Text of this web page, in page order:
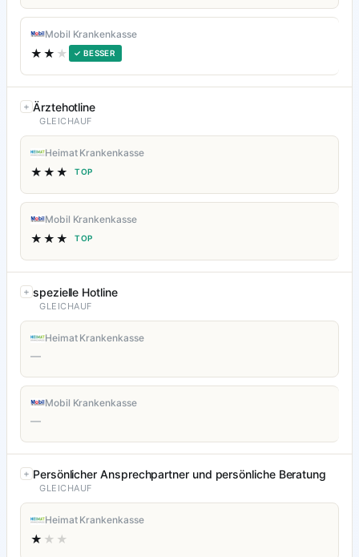
Mobil Krankenkasse
★★ ★ ✓ BESSER
Ärztehotline
GLEICHAUF
Heimat Krankenkasse
★★★ TOP
Mobil Krankenkasse
★★★ TOP
spezielle Hotline
GLEICHAUF
Heimat Krankenkasse
—
Mobil Krankenkasse
—
Persönlicher Ansprechpartner und persönliche Beratung
GLEICHAUF
Heimat Krankenkasse
★ ★★